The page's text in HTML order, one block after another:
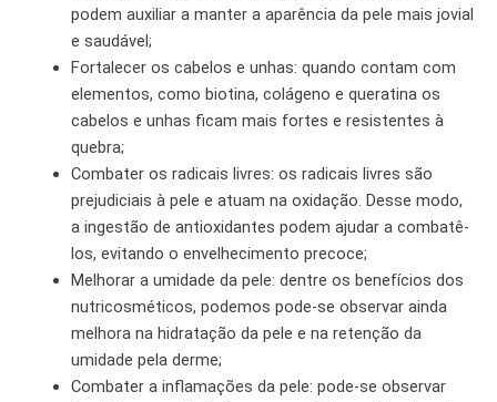
podem auxiliar a manter a aparência da pele mais jovial
e saudável;
Fortalecer os cabelos e unhas: quando contam com
elementos, como biotina, colágeno e queratina os
cabelos e unhas ficam mais fortes e resistentes à
quebra;
Combater os radicais livres: os radicais livres são
prejudiciais à pele e atuam na oxidação. Desse modo,
a ingestão de antioxidantes podem ajudar a combatê-
los, evitando o envelhecimento precoce;
Melhorar a umidade da pele: dentre os benefícios dos
nutricosméticos, podemos pode-se observar ainda
melhora na hidratação da pele e na retenção da
umidade pela derme;
Combater a inflamações da pele: pode-se observar